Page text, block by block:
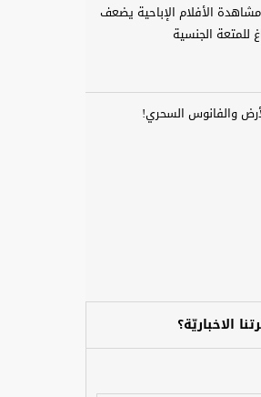
الأفلام الإباحية يضعف
للمتعة الجنسية
والفانوس السحري!
الاخباريّة؟